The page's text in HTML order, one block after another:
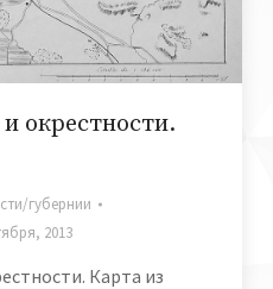
окрестности.
губернии
2013
Карта из